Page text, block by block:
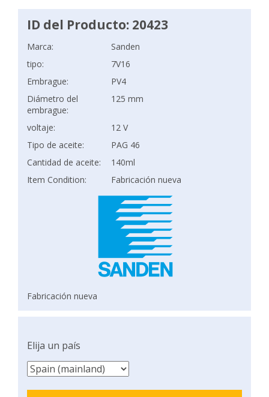
ID del Producto: 20423
Marca:
Sanden
tipo:
7V16
Embrague:
PV4
Diámetro del
embrague:
125 mm
voltaje:
12 V
Tipo de aceite:
PAG 46
Cantidad de aceite:
140ml
Item Condition:
Fabricación nueva
Fabricación nueva
Elija un país